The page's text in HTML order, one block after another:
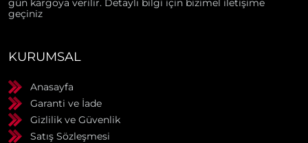
gün kargoya verilir. Detaylı bilgi için bizimel iletişime
geçiniz
KURUMSAL
Anasayfa
Garanti ve İade
Gizlilik ve Güvenlik
Satış Sözleşmesi